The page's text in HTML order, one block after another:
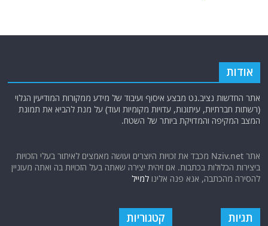
אודות
אתר החדשות נציב.נט מבצע איסוף ועיבוד של מידע ממקורות המודיעין הגלוי
(רשתות חברתיות, עיתונות, עדויות מקומיות ועוד) על מנת להביא את תמונת
המצב המקיפה והמדויקת ביותר של השטח.
אתר Nziv.net מכבד את זכויות היוצרים ועושה מאמצים לאיתור בעלי הזכויות
ביצירות הכלולות בכתבות. אם זיהית יצירה שאתה בעל הזכויות בה ואתה מעוניין
להסירה מהכתבה, אנא פנה אלינולמייל
תגיות קטגוריות